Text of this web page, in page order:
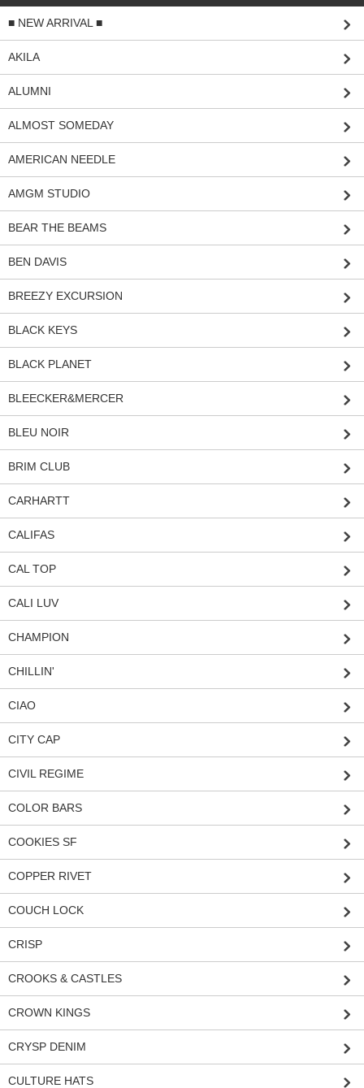
■ NEW ARRIVAL ■
AKILA
ALUMNI
ALMOST SOMEDAY
AMERICAN NEEDLE
AMGM STUDIO
BEAR THE BEAMS
BEN DAVIS
BREEZY EXCURSION
BLACK KEYS
BLACK PLANET
BLEECKER&MERCER
BLEU NOIR
BRIM CLUB
CARHARTT
CALIFAS
CAL TOP
CALI LUV
CHAMPION
CHILLIN'
CIAO
CITY CAP
CIVIL REGIME
COLOR BARS
COOKIES SF
COPPER RIVET
COUCH LOCK
CRISP
CROOKS & CASTLES
CROWN KINGS
CRYSP DENIM
CULTURE HATS